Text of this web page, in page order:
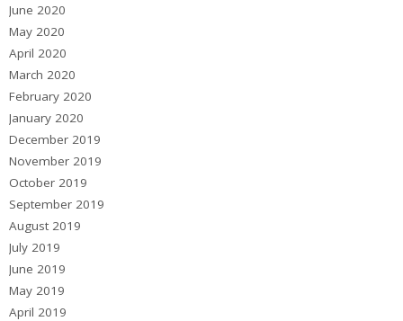
June 2020
May 2020
April 2020
March 2020
February 2020
January 2020
December 2019
November 2019
October 2019
September 2019
August 2019
July 2019
June 2019
May 2019
April 2019